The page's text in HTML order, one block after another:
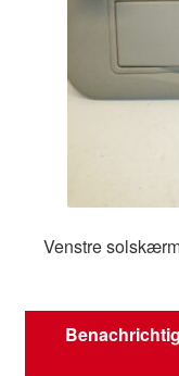
Venstre